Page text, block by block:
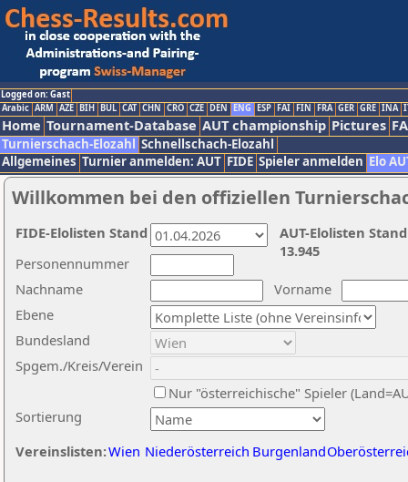
Logged on: Gast
Arabic ARM AZE BIH BUL CAT CHN CRO CZE DEN ENG ESP FAI FIN FRA GER GRE INA
Home Tournament-Database AUT championship Pictures
Turnierschach-Elozahl Schnellschach-Elozahl
Allgemeines Turnier anmelden: AUT FIDE Spieler anmelden Elo
Willkommen bei den offiziellen
Nachname
Vorname
Ebene
Sortierung
Personennummer
Bundesland
Spgem./Kreis/Verein
Nur "österreichische" Spieler
Vereinslisten:Wien Niederösterreich Burgenland
AUT-Elolisten
13.945
FIDE-Elolisten Stand